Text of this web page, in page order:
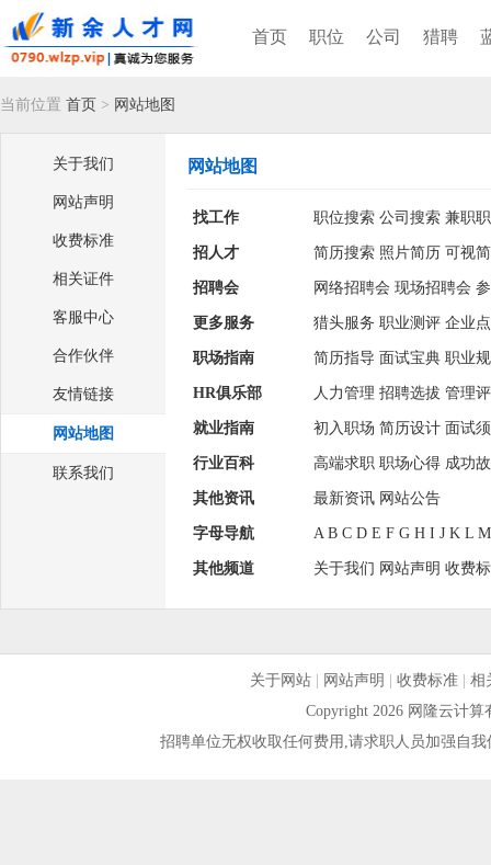
首页 职位 公司 猎聘
当前位置 首页 > 网站地图
关于我们
网站声明
收费标准
相关证件
客服中心
合作伙伴
友情链接
网站地图
联系我们
网站地图
找工作 职位搜索 公司搜索 兼职
招人才 简历搜索 照片简历 可视
招聘会 网络招聘会 现场招聘会
更多服务 猎头服务 职业测评 企业
职场指南 简历指导 面试宝典 职业
HR俱乐部 人力管理 招聘选拔 管理
就业指南 初入职场 简历设计 面试
行业百科 高端求职 职场心得 成功
其他资讯 最新资讯 网站公告
字母导航 A B C D E F G H I J K L M
其他频道 关于我们 网站声明 收费
关于网站| 网站声明 收费标准| 相
Copyright 2026 网隆云计
招聘单位无权收取任何费用,请求职人员加强自